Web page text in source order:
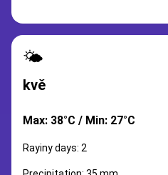
🌤️
kvě
Max: 38°C / Min: 27°C
Rayiny days: 2